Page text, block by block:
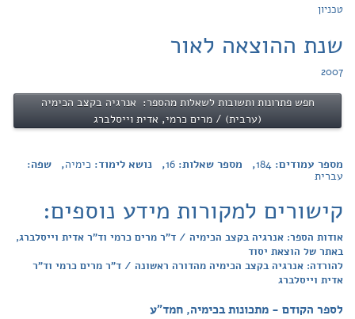
טכניון
שנת ההוצאה לאור
2007
חפש פתרונות ותשובות לשאלות מהספר: אנרגיה בקצב הכימיה
(ערבית) / מרים כרמי, אדית וייסלברג
מספר עמודים: 184, מספר שאלות: 16, נושא לימוד: כימיה, שפה:
עברית
קישורים למקורות מידע נוספים:
אודות הספר: אנרגיה בקצב הכימיה / ד"ר מרים כרמי וד"ר אדית וייסלברג,
באתר של הוצאת יסוד
להורדה: אנרגיה בקצב הכימיה מהדורה ראשונה / ד"ר מרים כרמי וד"ר
אדית וייסלברג
לספר הקודם - מתכונות בכימיה, חמד"ע